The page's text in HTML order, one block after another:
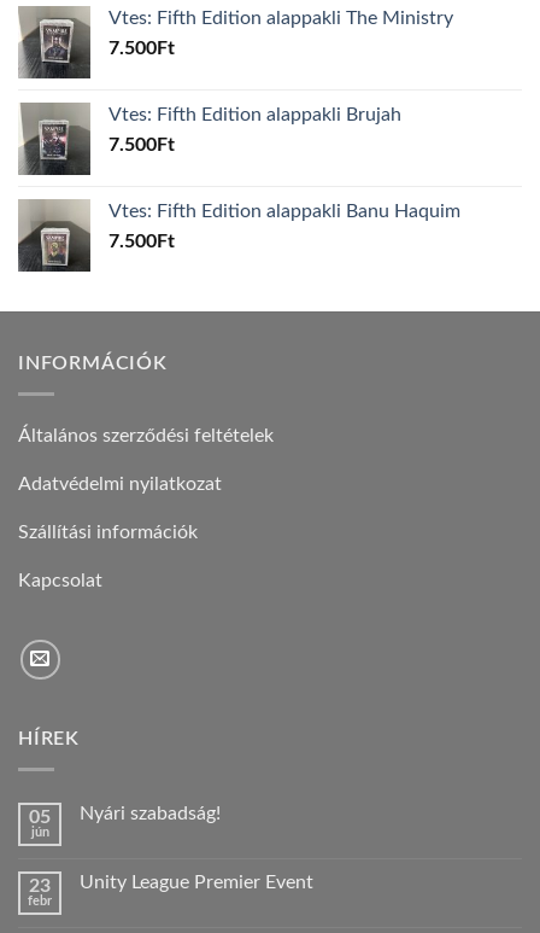
Vtes: Fifth Edition alappakli The Ministry
7.500Ft
Vtes: Fifth Edition alappakli Brujah
7.500Ft
Vtes: Fifth Edition alappakli Banu Haquim
7.500Ft
INFORMÁCIÓK
Általános szerződési feltételek
Adatvédelmi nyilatkozat
Szállítási információk
Kapcsolat
HÍREK
05
jún
Nyári szabadság!
Nyári
23
febr
Unity League Premier Event